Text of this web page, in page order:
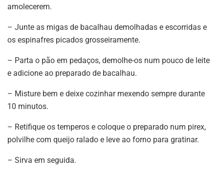
amolecerem.
– Junte as migas de bacalhau demolhadas e escorridas e
os espinafres picados grosseiramente.
– Parta o pão em pedaços, demolhe-os num pouco de leite
e adicione ao preparado de bacalhau.
– Misture bem e deixe cozinhar mexendo sempre durante
10 minutos.
– Retifique os temperos e coloque o preparado num pirex,
polvilhe com queijo ralado e leve ao forno para gratinar.
– Sirva em seguida.